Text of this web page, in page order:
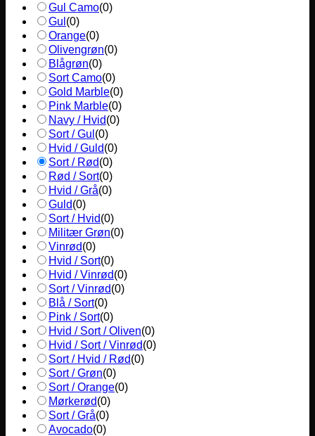
Gul Camo(0)
Gul (0)
Orange(0)
Olivengrøn(0)
Blågrøn(0)
Sort Camo(0)
Gold Marble(0)
Pink Marble(0)
Navy / Hvid(0)
Sort / Gul (0)
Hvid / Guld(0)
Sort / Rød(0)
Rød / Sort(0)
Hvid / Grå(0)
Guld(0)
Sort / Hvid(0)
Militær Grøn(0)
Vinrød(0)
Hvid / Sort(0)
Hvid / Vinrød(0)
Sort / Vinrød(0)
Blå / Sort(0)
Pink / Sort(0)
Hvid / Sort / Oliven(0)
Hvid / Sort / Vinrød(0)
Sort / Hvid / Rød(0)
Sort / Grøn(0)
Sort / Orange(0)
Mørkerød(0)
Sort / Grå(0)
Avocado(0)